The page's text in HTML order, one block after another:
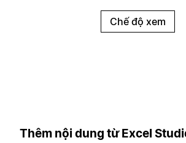
Chế độ xem
Thêm nội dung từ Excel